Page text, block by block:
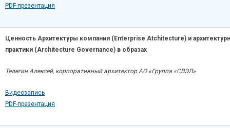
PDF-презентация
Ценность Архитектуры компании (Enterprise Atchitecture) и
практики (Architecture Governance) в образах
Телегин Алексей, корпоративный архитектор АО «Группа «СВЭЛ»
Видеозапись
PDF-презентация